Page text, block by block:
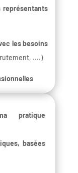
les besoins
....)
pratique
basées